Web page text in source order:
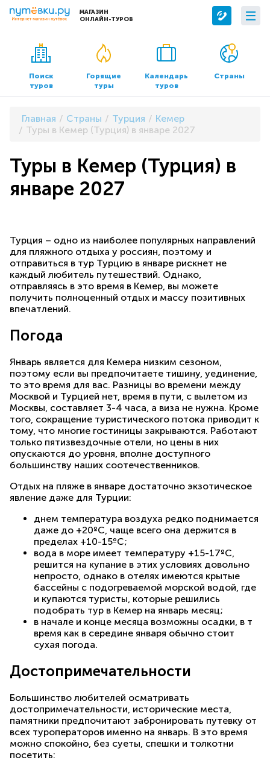
МАГАЗИН
ОНЛАЙН-ТУРОВ
Сервисы
Бронирование отелей
Трансфер
О компании
О нас
Контакты
Документы и реквизиты
Поиск
туров
Горящие
туры
Календарь
туров
Страны
Главная Страны Турция
Кемер
Туры в Кемер (Турция) в январе 2027
Туры в Кемер (Турция) в
январе 2027
Турция – одно из наиболее популярных направлений
для пляжного отдыха у россиян, поэтому и
отправиться в тур Турцию в январе рискнет не
каждый любитель путешествий. Однако,
отправляясь в это время в Кемер, вы можете
получить полноценный отдых и массу позитивных
впечатлений.
Погода
Январь является для Кемера низким сезоном,
поэтому если вы предпочитаете тишину, уединение,
то это время для вас. Разницы во времени между
Москвой и Турцией нет, время в пути, с вылетом из
Москвы, составляет 3-4 часа, а виза не нужна. Кроме
того, сокращение туристического потока приводит к
тому, что многие гостиницы закрываются. Работают
только пятизвездочные отели, но цены в них
опускаются до уровня, вполне доступного
большинству наших соотечественников.
Отдых на пляже в январе достаточно экзотическое
явление даже для Турции:
днем температура воздуха редко поднимается
даже до +20ºС, чаще всего она держится в
пределах +10-15ºС;
вода в море имеет температуру +15-17ºС,
решится на купание в этих условиях довольно
непросто, однако в отелях имеются крытые
бассейны с подогреваемой морской водой, где
и купаются туристы, которые решились
подобрать тур в Кемер на январь месяц;
в начале и конце месяца возможны осадки, в т
время как в середине января обычно стоит
сухая погода.
Достопримечательности
Большинство любителей осматривать
достопримечательности, исторические места,
памятники предпочитают забронировать путевку от
всех туроператоров именно на январь. В это время
можно спокойно, без суеты, спешки и толкотни
посетить: